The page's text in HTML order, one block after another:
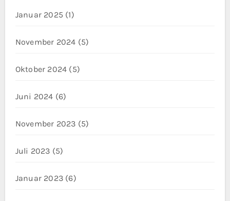
Januar 2025 (1)
November 2024 (5)
Oktober 2024 (5)
Juni 2024 (6)
November 2023 (5)
Juli 2023 (5)
Januar 2023(6)